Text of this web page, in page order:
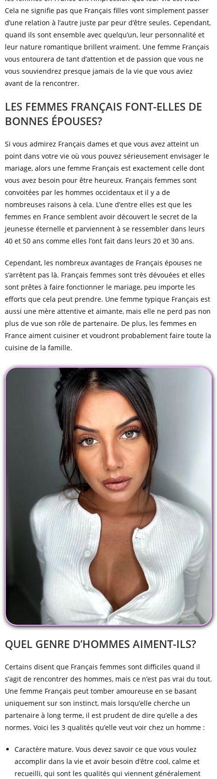
Cela ne signifie pas que Français filles vont simplement passer
d’une relation à l’autre juste par peur d’être seules. Cependant,
quand ils sont ensemble avec quelqu’un, leur personnalité et
leur nature romantique brillent vraiment. Une femme Français
vous entourera de tant d’attention et de passion que vous ne
vous souviendrez presque jamais de la vie que vous aviez
avant de la rencontrer.
LES FEMMES FRANÇAIS FONT-ELLES DE
BONNES ÉPOUSES?
Si vous admirez Français dames et que vous avez atteint un
point dans votre vie où vous pouvez sérieusement envisager le
mariage, alors une femme Français est exactement celle dont
vous avez besoin pour être heureux. Français femmes sont
convoitées par les hommes occidentaux et il y a de
nombreuses raisons à cela. L’une d’entre elles est que les
femmes en France semblent avoir découvert le secret de la
jeunesse éternelle et parviennent à se ressembler dans leurs
40 et 50 ans comme elles l’ont fait dans leurs 20 et 30 ans.
Cependant, les nombreux avantages de Français épouses ne
s’arrêtent pas là. Français femmes sont très dévouées et elles
sont prêtes à faire fonctionner le mariage, peu importe les
efforts que cela peut prendre. Une femme typique Français est
aussi une mère attentive et aimante, mais elle ne perd pas non
plus de vue son rôle de partenaire. De plus, les femmes en
France aiment cuisiner et voudront probablement faire toute la
cuisine de la famille.
QUEL GENRE D’HOMMES AIMENT-ILS?
Certains disent que Français femmes sont difficiles quand il
s’agit de rencontrer des hommes, mais ce n’est pas vrai du tout.
Une femme Français peut tomber amoureuse en se basant
uniquement sur son instinct, mais lorsqu’elle cherche un
partenaire à long terme, il est prudent de dire qu’elle a des
normes. Voici les 3 qualités qu’elle veut voir chez un homme :
Caractère mature. Vous devez savoir ce que vous voulez
accomplir dans la vie et avoir besoin d’être cool, calme et
recueilli, qui sont les qualités qui viennent généralement